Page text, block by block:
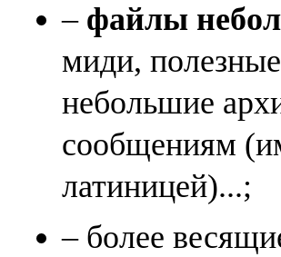
– файлы
миди,
небольшие
сообщениям
латиницей)...;
– более